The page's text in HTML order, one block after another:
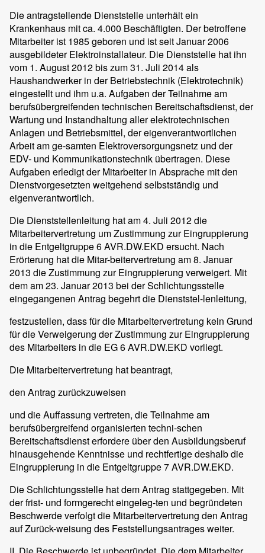
Die antragstellende Dienststelle unterhält ein
Krankenhaus mit ca. 4.000 Beschäftigten. Der betroffene
Mitarbeiter ist 1985 geboren und ist seit Januar 2006
ausgebildeter Elektroinstallateur. Die Dienststelle hat ihn
vom 1. August 2012 bis zum 31. Juli 2014 als
Haushandwerker in der Betriebstechnik (Elektrotechnik)
eingestellt und ihm u.a. Aufgaben der Teilnahme am
berufsübergreifenden technischen Bereitschaftsdienst, der
Wartung und Instandhaltung aller elektrotechnischen
Anlagen und Betriebsmittel, der eigenverantwortlichen
Arbeit am ge-samten Elektroversorgungsnetz und der
EDV- und Kommunikationstechnik übertragen. Diese
Aufgaben erledigt der Mitarbeiter in Absprache mit den
Dienstvorgesetzten weitgehend selbstständig und
eigenverantwortlich.
Die Dienststellenleitung hat am 4. Juli 2012 die
Mitarbeitervertretung um Zustimmung zur Eingruppierung
in die Entgeltgruppe 6 AVR.DW.EKD ersucht. Nach
Erörterung hat die Mitar-beitervertretung am 8. Januar
2013 die Zustimmung zur Eingruppierung verweigert. Mit
dem am 23. Januar 2013 bei der Schlichtungsstelle
eingegangenen Antrag begehrt die Dienststel-lenleitung,
festzustellen, dass für die Mitarbeitervertretung kein Grund
für die Verweigerung der Zustimmung zur Eingruppierung
des Mitarbeiters in die EG 6 AVR.DW.EKD vorliegt.
Die Mitarbeitervertretung hat beantragt,
den Antrag zurückzuweisen
und die Auffassung vertreten, die Teilnahme am
berufsübergreifend organisierten techni-schen
Bereitschaftsdienst erfordere über den Ausbildungsberuf
hinausgehende Kenntnisse und rechtfertige deshalb die
Eingruppierung in die Entgeltgruppe 7 AVR.DW.EKD.
Die Schlichtungsstelle hat dem Antrag stattgegeben. Mit
der frist- und formgerecht eingeleg-ten und begründeten
Beschwerde verfolgt die Mitarbeitervertretung den Antrag
auf Zurück-weisung des Feststellungsantrages weiter.